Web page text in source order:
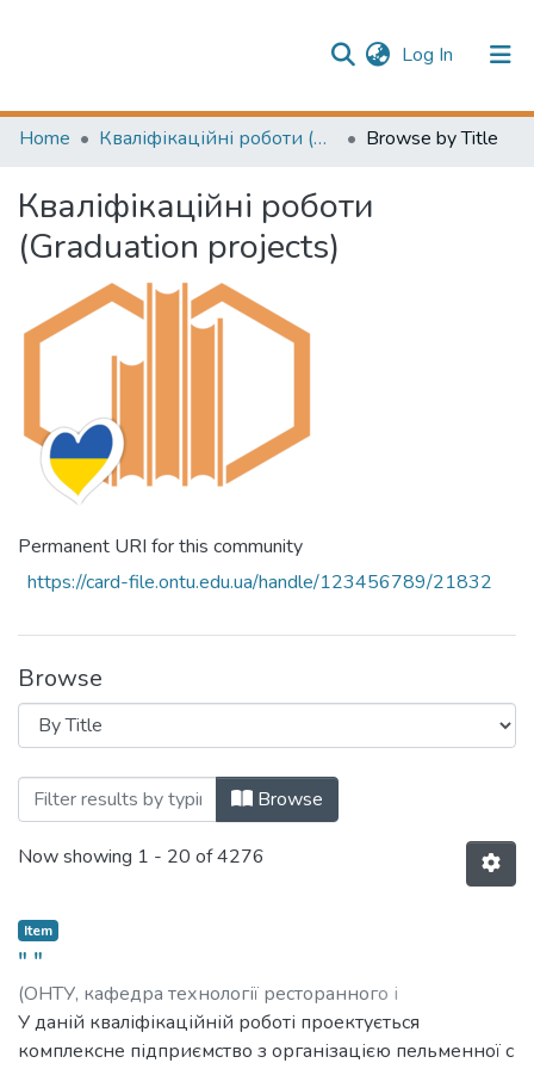
Log In (current)
Communities & Collections
Publication information
Home
Кваліфікаційні роботи (Graduation projects) Browse by Title
Кваліфікаційні роботи
(Graduation projects)
Permanent URI for this community
https://card-file.ontu.edu.ua/handle/123456789/21832
Browse
Browsing Кваліфікаційні роботи
Browse
Now showing 1 - 20 of 4276
Item
" "
(ОНТУ, кафедра технології ресторанного і
оздоровчого харчування,2022 )Островський, Олексій
Валентинович
У даній кваліфікаційній роботі проектується
комплексне підприємство з організацією пельменної с